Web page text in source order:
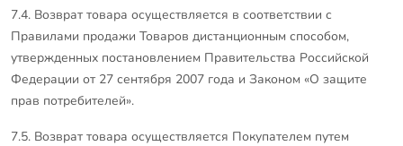
7.4. Возврат товара осуществляется в соответствии с
Правилами продажи Товаров дистанционным способом,
утвержденных постановлением Правительства Российской
Федерации от 27 сентября 2007 года и Законом «О защите
прав потребителей».
7.5. Возврат товара осуществляется Покупателем путем